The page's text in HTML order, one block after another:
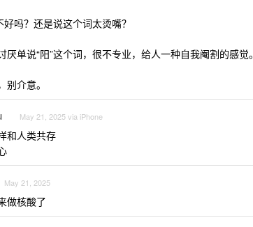
好吗？还是说这个词太烫嘴？
厌单说“阳”这个词，很不专业，给人一种自我阉割的感觉。
别介意。
May 21, 2025 via iPhone
和人类共存
May 21, 2025
做核酸了